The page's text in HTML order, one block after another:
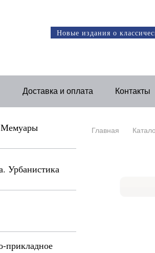
Новые издания о
Доставка и оплата Контакты
Урбанистика
прикладное
Главная